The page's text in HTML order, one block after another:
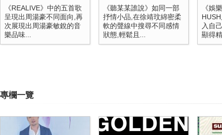
《REALIVE》中的五首歌
呈現出周湯豪不同面向,再
次展現出周湯豪敏銳的音
樂品味...
《聽某某誰說》如同一部
抒情小品,在徐靖玟綿密柔
軟的聲線中搜尋不同感情
狀態,輕鬆且...
《娛
入自
顯得
專欄一覽